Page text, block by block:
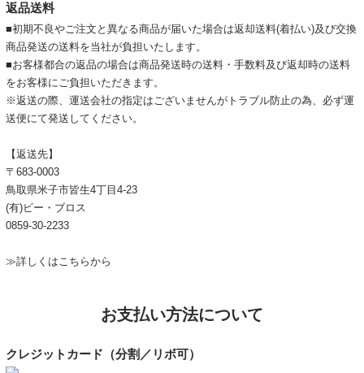
返品送料
■初期不良やご注文と異なる商品が届いた場合は返却送料(着払い)及び交換
商品発送の送料を当社が負担いたします。
■お客様都合の返品の場合は商品発送時の送料・手数料及び返却時の送料
をお客様にご負担いただきます。
※返送の際、運送会社の指定はございませんがトラブル防止の為、必ず運
送便にて発送してください。
【返送先】
〒683-0003
鳥取県米子市皆生4丁目4-23
(有)ビー・ブロス
0859-30-2233
≫詳しくはこちらから
お支払い方法について
クレジットカード（分割／リボ可）